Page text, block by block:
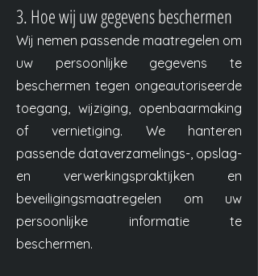
3. Hoe wij uw gegevens beschermen
Wij nemen passende maatregelen om
uw persoonlijke gegevens te
beschermen tegen ongeautoriseerde
toegang, wijziging, openbaarmaking
of vernietiging. We hanteren
passende dataverzamelings-, opslag-
en verwerkingspraktijken en
beveiligingsmaatregelen om uw
persoonlijke informatie te
beschermen.